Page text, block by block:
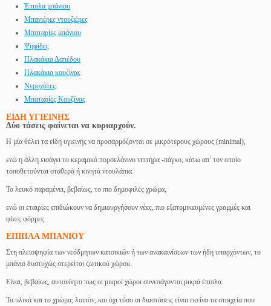
Έπιπλα μπάνιου
Μπανιέρες ντουζιέρες
Μπαταρίες μπάνιου
Ψηφίδες
Πλακάκια Δαπέδου
Πλακάκια κουζίνας
Νεροχύτες
Μπαταρίες Κουζίνας
ΕΙΔΗ ΥΓΙΕΙΝΗΣ
Δύο τάσεις φαίνεται να κυριαρχούν.
Η μία θέλει τα είδη υγιεινής να προσαρμόζονται σε μικρότερους χώρους (minimal),
ενώ η άλλη εισάγει το κεραμικό πορσελάνινο νιπτήρα -πάγκο, κάτω απ’ τον οποίο
τοποθετούνται σταθερά ή κινητά ντουλάπια.
Το λευκό παραμένει, βεβαίως, το πιο δημοφιλές χρώμα,
ενώ οι εταιρίες επιδιώκουν να δημιουργήσουν νέες, πιο εξατομικευμένες γραμμές και
φίνες φόρμες.
ΕΠΙΠΛΑ ΜΠΑΝΙΟΥ
Στη πλειοψηφία των νεόδμητων κατοικιών ή των ανακαινίσεων των ήδη υπαρχόντων, το
μπάνιο δυστυχώς στερείται ζωτικού χώρου.
Είναι, βεβαίως, αυτονόητο πως οι μικροί χώροι συνεπάγονται μικρά έπιπλα.
Τα υλικά και το χρώμα, λοιπόν, και όχι τόσο οι διαστάσεις είναι εκείνα τα στοιχεία που